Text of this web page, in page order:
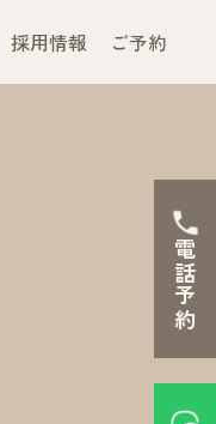
採用情報 ご予約
電話予約